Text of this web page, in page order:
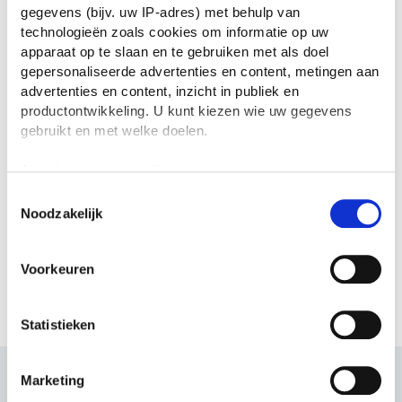
gegevens (bijv. uw IP-adres) met behulp van
technologieën zoals cookies om informatie op uw
apparaat op te slaan en te gebruiken met als doel
gepersonaliseerde advertenties en content, metingen aan
advertenties en content, inzicht in publiek en
productontwikkeling. U kunt kiezen wie uw gegevens
gebruikt en met welke doelen.
Als u het toestaat, willen we ook graag:
locatie, die tot een paar meter nauwkeurig kan zijn
scannen op specifieke eigenschappen (fingerprinting)
Lees meer over hoe uw persoonlijke gegevens worden
U kunt uw toestemming op elk moment wijzigen of
intrekken in de Cookieverklaring.
We gebruiken cookies om content en advertenties te
personaliseren, om functies voor social media te bieden
Noodzakelijk
Voorkeuren
Statistieken
Marketing
Populaire blogs
Van studiefinanciering tot DigiD:
jouw 18+-checklist